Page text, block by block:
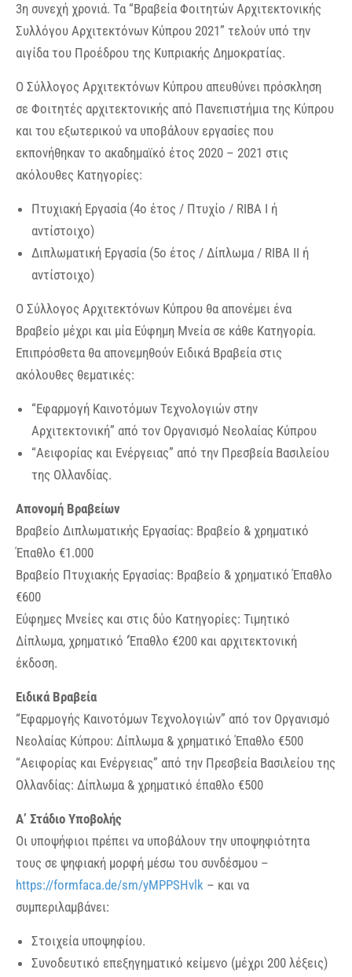
3η συνεχή χρονιά. Τα “Βραβεία Φοιτητών Αρχιτεκτονικής
Συλλόγου Αρχιτεκτόνων Κύπρου 2021” τελούν υπό την
αιγίδα του Προέδρου της Κυπριακής Δημοκρατίας.
Ο Σύλλογος Αρχιτεκτόνων Κύπρου απευθύνει πρόσκληση
σε Φοιτητές αρχιτεκτονικής από Πανεπιστήμια της Κύπρου
και του εξωτερικού να υποβάλουν εργασίες που
εκπονήθηκαν το ακαδημαϊκό έτος 2020 – 2021 στις
ακόλουθες Κατηγορίες:
Πτυχιακή Εργασία (4ο έτος / Πτυχίο / RIBA I ή
αντίστοιχο)
Διπλωματική Εργασία (5ο έτος / Δίπλωμα / RIBA II ή
αντίστοιχο)
Ο Σύλλογος Αρχιτεκτόνων Κύπρου θα απονέμει ένα
Βραβείο μέχρι και μία Εύφημη Μνεία σε κάθε Κατηγορία.
Επιπρόσθετα θα απονεμηθούν Ειδικά Βραβεία στις
ακόλουθες θεματικές:
“Εφαρμογή Καινοτόμων Τεχνολογιών στην
Αρχιτεκτονική” από τον Οργανισμό Νεολαίας Κύπρου
“Αειφορίας και Ενέργειας” από την Πρεσβεία Βασιλείου
της Ολλανδίας.
Απονομή Βραβείων
Βραβείο Διπλωματικής Εργασίας: Βραβείο & χρηματικό
Έπαθλο €1.000
Βραβείο Πτυχιακής Εργασίας: Βραβείο & χρηματικό Έπαθλο
€600
Εύφημες Μνείες και στις δύο Κατηγορίες: Τιμητικό
Δίπλωμα, χρηματικό ‘Έπαθλο €200 και αρχιτεκτονική
έκδοση.
Ειδικά Βραβεία
“Εφαρμογής Καινοτόμων Τεχνολογιών” από τον Οργανισμό
Νεολαίας Κύπρου: Δίπλωμα & χρηματικό Έπαθλο €500
“Αειφορίας και Ενέργειας” από την Πρεσβεία Βασιλείου της
Ολλανδίας: Δίπλωμα & χρηματικό έπαθλο €500
Α’ Στάδιο Υποβολής
Οι υποψήφιοι πρέπει να υποβάλουν την υποψηφιότητα
τους σε ψηφιακή μορφή μέσω του συνδέσμου –
https://formfaca.de/sm/yMPPSHvlk – και να
συμπεριλαμβάνει:
Στοιχεία υποψηφίου.
Συνοδευτικό επεξηγηματικό κείμενο (μέχρι 200 λέξεις)